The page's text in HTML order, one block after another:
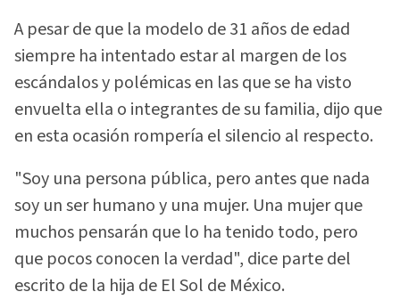
A pesar de que la modelo de 31 años de edad
siempre ha intentado estar al margen de los
escándalos y polémicas en las que se ha visto
envuelta ella o integrantes de su familia, dijo que
en esta ocasión rompería el silencio al respecto.
"Soy una persona pública, pero antes que nada
soy un ser humano y una mujer. Una mujer que
muchos pensarán que lo ha tenido todo, pero
que pocos conocen la verdad", dice parte del
escrito de la hija de El Sol de México.